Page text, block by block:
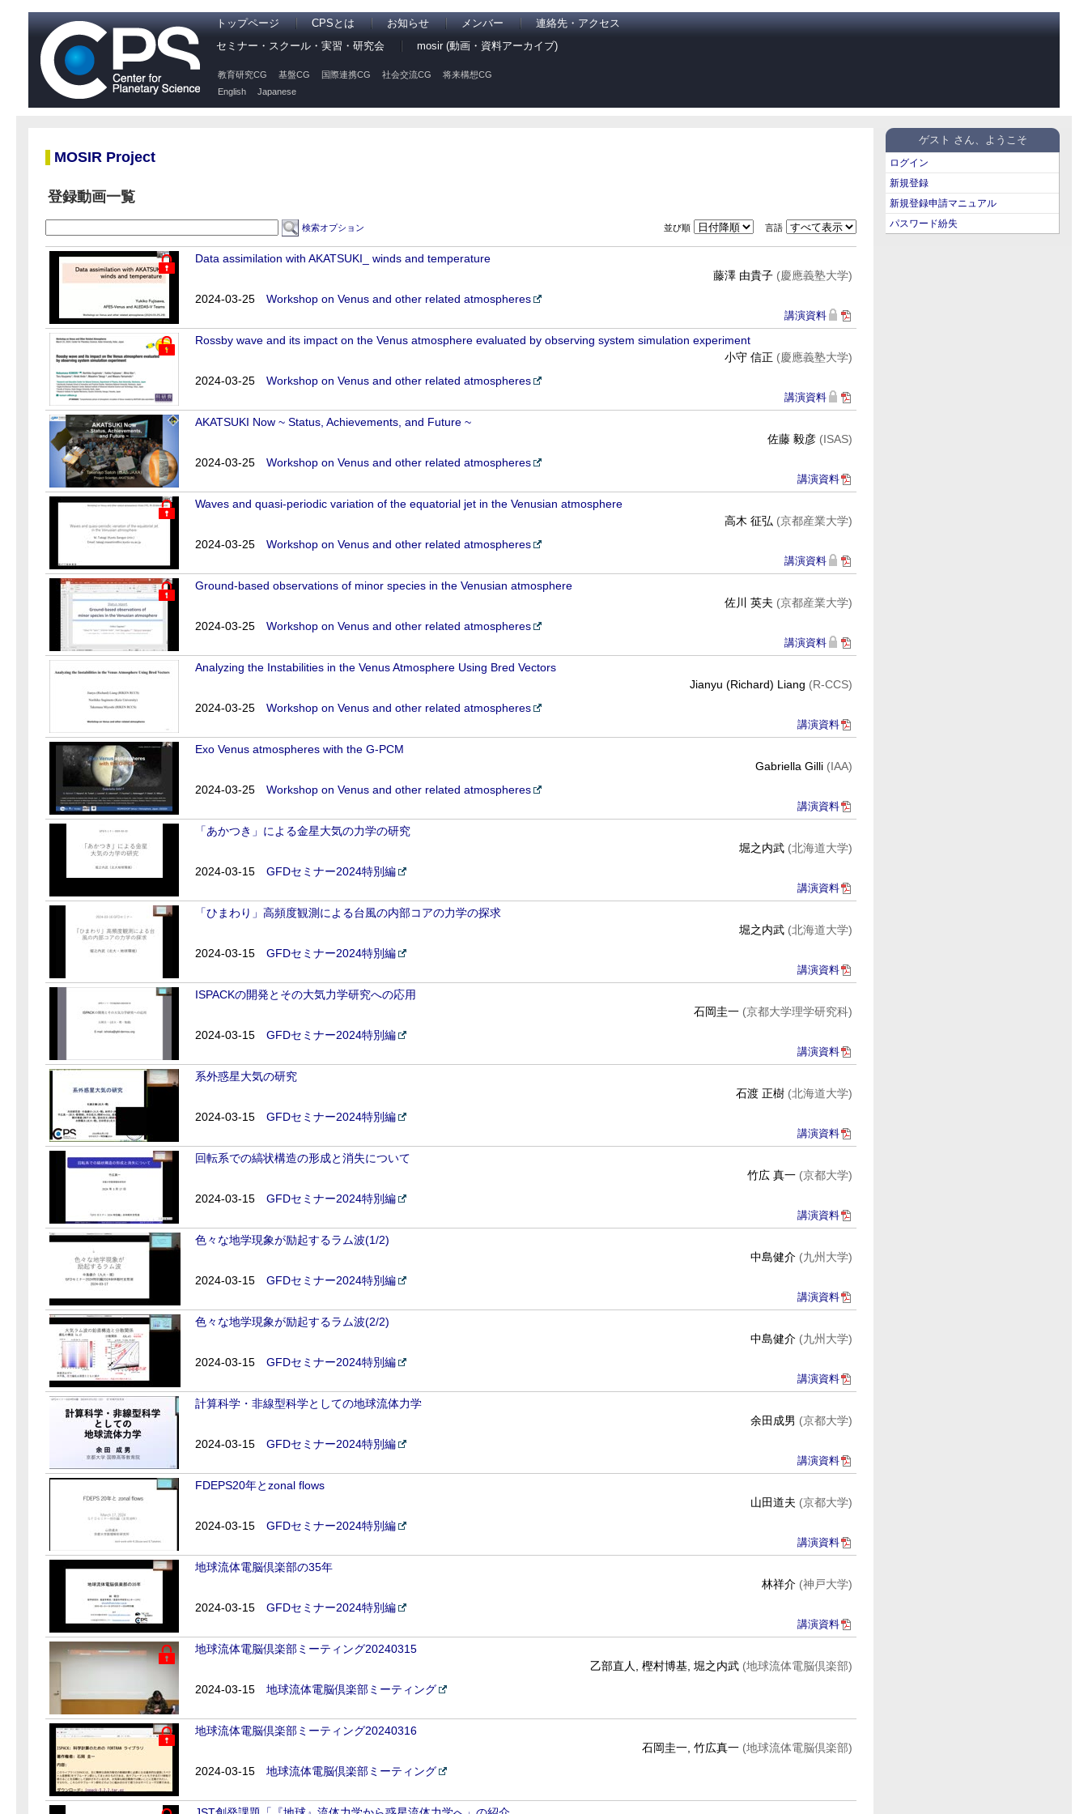
トップページ CPSとは お知らせ メンバー
連絡先・アクセス
セミナー・スクール・実習・研究会
mosir (動画・資料アーカイブ)
教育研究CG 基盤CG 国際連携CG 社会交流CG
将来構想CG
English
Japanese
ゲスト さん、ようこそ
ログイン
新規登録
新規登録申請マニュアル
パスワード紛失
MOSIR Project
登録動画一覧
検索オプション 並び順 言語
Data assimilation with AKATSUKI_ winds and temperature
藤澤 由貴子 (慶應義塾大学)
2024-03-25
Workshop on Venus and other related atmospheres
講演資料
Rossby wave and its impact on the Venus atmosphere evaluated by observing system simulation experiment
小守 信正 (慶應義塾大学)
2024-03-25
Workshop on Venus and other related atmospheres
講演資料
AKATSUKI Now ~ Status, Achievements, and Future ~
佐藤 毅彦 (ISAS)
2024-03-25
Workshop on Venus and other related atmospheres
講演資料
Waves and quasi-periodic variation of the equatorial jet in the Venusian atmosphere
高木 征弘 (京都産業大学)
2024-03-25
Workshop on Venus and other related atmospheres
講演資料
Ground-based observations of minor species in the Venusian atmosphere
佐川 英夫 (京都産業大学)
2024-03-25
Workshop on Venus and other related atmospheres
講演資料
Analyzing the Instabilities in the Venus Atmosphere Using Bred Vectors
Jianyu (Richard) Liang (R-CCS)
2024-03-25
Workshop on Venus and other related atmospheres
講演資料
Exo Venus atmospheres with the G-PCM
Gabriella Gilli (IAA)
2024-03-25
Workshop on Venus and other related atmospheres
講演資料
「あかつき」による金星大気の力学の研究
堀之内武 (北海道大学)
2024-03-15
GFDセミナー2024特別編
講演資料
「ひまわり」高頻度観測による台風の内部コアの力学の探求
堀之内武 (北海道大学)
2024-03-15
GFDセミナー2024特別編
講演資料
ISPACKの開発とその大気力学研究への応用
石岡圭一 (京都大学理学研究科)
2024-03-15
GFDセミナー2024特別編
講演資料
系外惑星大気の研究
石渡 正樹 (北海道大学)
2024-03-15
GFDセミナー2024特別編
講演資料
回転系での縞状構造の形成と消失について
竹広 真一 (京都大学)
2024-03-15
GFDセミナー2024特別編
講演資料
色々な地学現象が励起するラム波(1/2)
中島健介 (九州大学)
2024-03-15
GFDセミナー2024特別編
講演資料
色々な地学現象が励起するラム波(2/2)
中島健介 (九州大学)
2024-03-15
GFDセミナー2024特別編
講演資料
計算科学・非線型科学としての地球流体力学
余田成男 (京都大学)
2024-03-15
GFDセミナー2024特別編
講演資料
FDEPS20年とzonal flows
山田道夫 (京都大学)
2024-03-15
GFDセミナー2024特別編
講演資料
地球流体電脳倶楽部の35年
林祥介 (神戸大学)
2024-03-15
GFDセミナー2024特別編
講演資料
地球流体電脳倶楽部ミーティング20240315
乙部直人, 樫村博基, 堀之内武 (地球流体電脳倶楽部)
2024-03-15
地球流体電脳倶楽部ミーティング
地球流体電脳倶楽部ミーティング20240316
石岡圭一, 竹広真一 (地球流体電脳倶楽部)
2024-03-15
地球流体電脳倶楽部ミーティング